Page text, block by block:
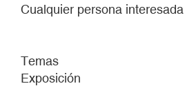
Cualquier persona interesada
Temas
Exposición